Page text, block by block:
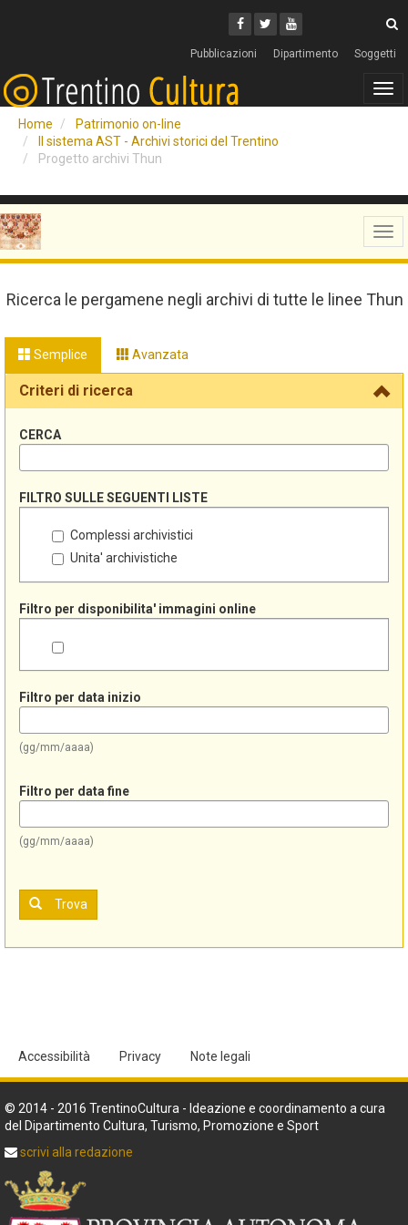
Facebook
Twitter
Youtube
Pubblicazioni Dipartimento Soggetti
Home
Patrimonio on-line
Il sistema AST - Archivi storici del Trentino
Progetto archivi Thun
Ricerca le pergamene negli archivi di tutte le linee Thun
Semplice Avanzata
Criteri di ricerca
CERCA
FILTRO SULLE SEGUENTI LISTE
Complessi archivistici
Unita' archivistiche
Filtro per disponibilita' immagini online
Filtro per data inizio
(gg/mm/aaaa)
Filtro per data fine
(gg/mm/aaaa)
Trova
Accessibilità Privacy Note legali
© 2014 - 2016 TrentinoCultura - Ideazione e coordinamento a cura
del Dipartimento Cultura, Turismo, Promozione e Sport
scrivi alla redazione